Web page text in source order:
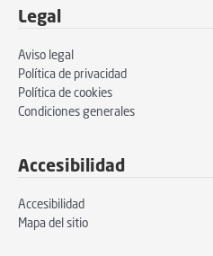
Legal
Aviso legal
Política de privacidad
Política de cookies
Condiciones generales
Accesibilidad
Accesibilidad
Mapa del sitio